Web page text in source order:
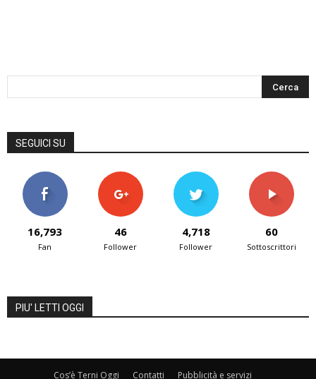
SEGUICI SU
16,793
Fan
46
Follower
4,718
Follower
60
Sottoscrittori
PIU' LETTI OGGI
Cos’è Terni Oggi Contatti Pubblicità e servizi